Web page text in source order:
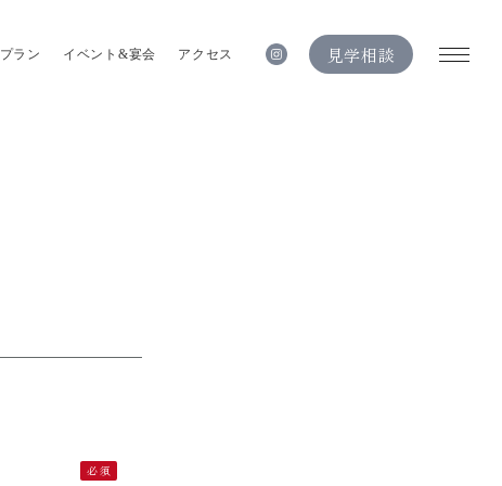
プラン イベント&宴会 アクセス 見学相談
必須